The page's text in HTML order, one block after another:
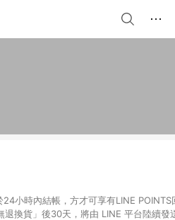
小時內結帳，方才可享有LINE POINTS